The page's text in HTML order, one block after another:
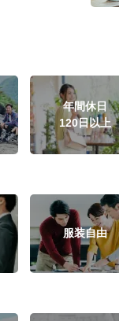
年間休日
120日以上
服装自由